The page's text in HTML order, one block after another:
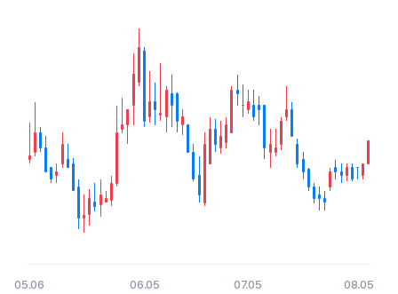
View as data table, Chart
The chart has 1 X axis displaying Time. Data ranges from
The chart has 1 Y axis displaying values. Data ranges from 0.921
05.06 06.05 07.05 08.05